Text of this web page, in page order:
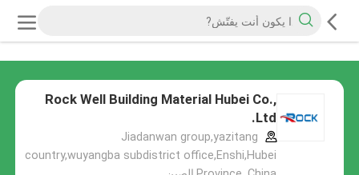
Rock Well Building Material Hubei Co.,
Ltd.
Jiadanwan group,yazitang
country,wuyangba subdistrict office,Enshi,Hubei